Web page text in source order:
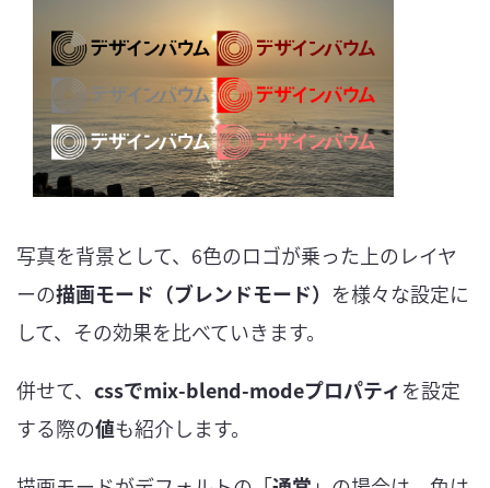
写真を背景として、6色のロゴが乗った上のレイヤ
ーの描画モード（ブレンドモード） を様々な設定に
して、その効果を比べていきます。
併せて、 cssでmix-blend-modeプロパティを設定
する際の値も紹介します。